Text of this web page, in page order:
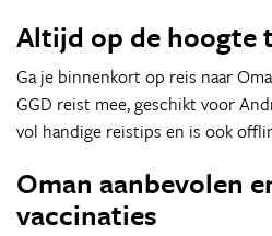
Altijd op de hoogte
Ga je binnenkort op reis naar
GGD reist mee, geschikt voor
vol handige reistips en is ook
Oman aanbevolen
vaccinaties